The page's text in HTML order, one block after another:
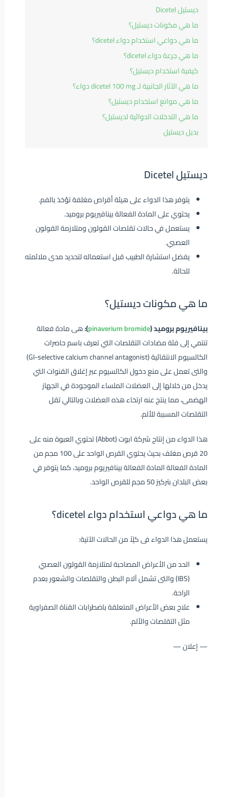
ديستيل Dicetel
ما هي مكونات ديستيل؟
ما هي دواعي استخدام دواء dicetel؟
ما هي جرعة دواء dicetel؟
كيفية استخدام ديستيل؟
ما هي الآثار الجانبية لـ dicetel 100 mg دواء؟
ما هي موانع استخدام ديستيل؟
ما هي التدخلات الدوائية لديستيل؟
بديل ديستيل
ديستيل Dicetel
يتوفر هذا الدواء على هيئة أقراص مغلفة تؤخذ بالفم.
يحتوي على المادة الفعالة بينافيريوم بروميد.
يستعمل في حالات تقلصات القولون ومتلازمة القولون
العصبي.
يفضل استشارة الطبيب قبل استعماله لتحديد مدى ملائمته
للحالة.
ما هي مكونات ديستيل؟
بينافيريوم بروميد (pinaverium bromide
):هى مادة فعالة
تنتمي إلى فئة مضادات التقلصات التي تعرف باسم حاصرات
الكالسيوم الانتقائية (GI-selective calcium channel antagonist)
والتى تعمل على منع دخول الكالسيوم عبر إغلاق القنوات التي
يدخل من خلالها إلى العضلات الملساء الموجودة في الجهاز
الهضمى، مما ينتج عنه ارتخاء هذه العضلات وبالتالي تقل
التقلصات المسببة للألم.
هذا الدواء من إنتاج شركة ابوت (Abbot) تحتوي العبوة منه على
20 قرص مغلف بحيث يحتوي القرص الواحد على 100 مجم من
المادة الفعالة المادة الفعالة بينافيريوم بروميد، كما يتوفر في
بعض البلدان بتركيز 50 مجم للقرص الواحد.
ما هي دواعي استخدام دواء dicetel؟
يستعمل هذا الدواء فى كلٍاً من الحالات الآتية:
الحد من الأعراض المصاحبة لمتلازمة القولون العصبي
(IBS) والتى تشمل آلام البطن والتقلصات والشعور بعدم
الراحة.
علاج بعض الأعراض المتعلقة باضطرابات القناة الصفراوية
مثل التقلصات والألم.
— إعلان —